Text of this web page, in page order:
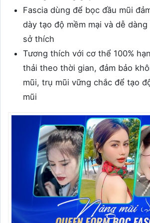
Fascia dùng để bọc đầu mũi
dày tạo độ mềm mại và dễ
sở thích
Tương thích với cơ thể 100%
thải theo thời gian, đảm bảo
mũi, trụ mũi vững chắc để tạo
mũi